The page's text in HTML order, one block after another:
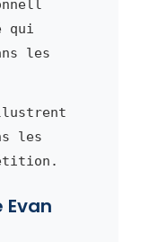
qui
les
les